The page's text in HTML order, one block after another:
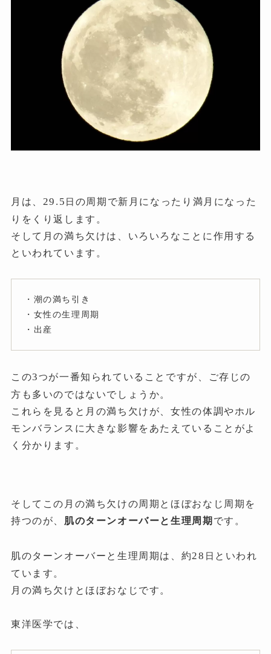
月は、 29.5 日 の周期で新月になったり満月になった
りをくり返します。
そして月の満ち欠けは、いろいろなことに作用する
といわれています。
・潮の満ち引き
・女性の生理周期
・出産
この3つが一番知られていることですが、ご存じの
方も多いのではないでしょうか。
これらを見ると月の満ち欠けが、女性の体調やホル
モンバランスに大きな影響をあたえていることがよ
く分かります。
そしてこの月の満ち欠けの周期とほぼおなじ周期を
持つのが、 肌のターンオーバーと生理周期 です。
肌のターンオーバーと生理周期は、約28 日 といわれ
ています。
月の満ち欠けとほぼおなじです。
東洋医学では、